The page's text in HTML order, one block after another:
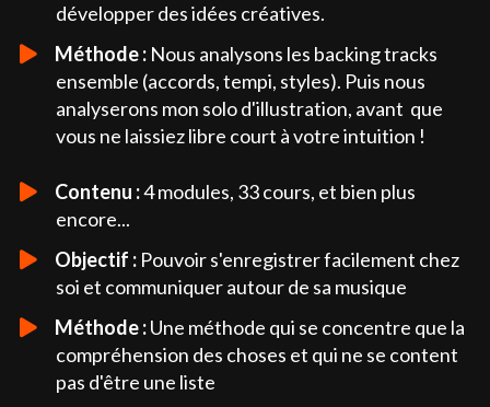
développer des idées créatives.
Méthode : Nous analysons les backing tracks
ensemble (accords, tempi, styles). Puis nous
analyserons mon solo d'illustration, avant que
vous ne laissiez libre court à votre intuition !
Contenu :4 modules, 33 cours, et bien plus
encore...
Objectif : Pouvoir s'enregistrer facilement chez
soi et communiquer autour de sa musique
Méthode :Une méthode qui se concentre que la
compréhension des choses et qui ne se content
pas d'être une liste